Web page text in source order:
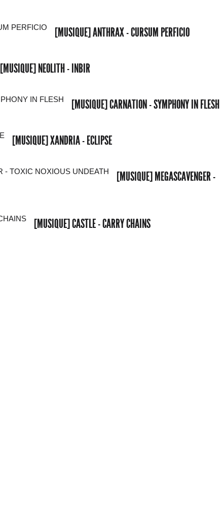
[MUSIQUE] ANTHRAX - CURSUM PERFICIO
[MUSIQUE] NEOLITH - INBIR
[MUSIQUE] CARNATION - SYMPHONY IN FLESH
[MUSIQUE] XANDRIA - ECLIPSE
[MUSIQUE] MEGASCAVENGER -
[MUSIQUE] CASTLE - CARRY CHAINS